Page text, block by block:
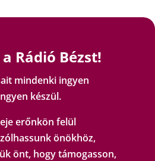
Rádió Bézst!
mindenki ingyen
készül.
erőnkön felül
önökhöz,
önt, hogy támogasson,